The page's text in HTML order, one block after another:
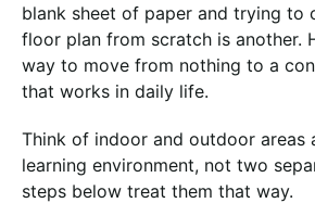
blank sheet of paper and trying to
floor plan from scratch is another.
way to move from nothing to a
that works in daily life.
Think of indoor and outdoor areas
learning environment, not two
steps below treat them that way.